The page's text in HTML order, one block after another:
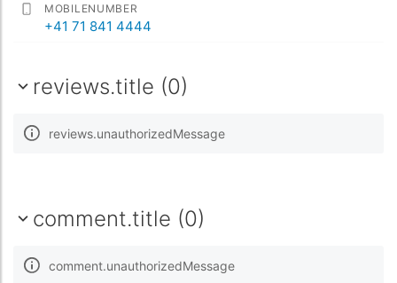
MOBILENUMBER
+41 71 841 4444
reviews.title (0)
reviews.unauthorizedMessage
comment.title (0)
comment.unauthorizedMessage